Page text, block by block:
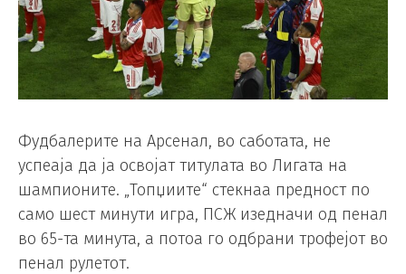
Фудбалерите на Арсенал, во саботата, не
успеаја да ја освојат титулата во Лигата на
шампионите. „Топџиите“ стекнаа предност по
само шест минути игра, ПСЖ изедначи од пенал
во 65-та минута, а потоа го одбрани трофејот во
пенал рулетот.